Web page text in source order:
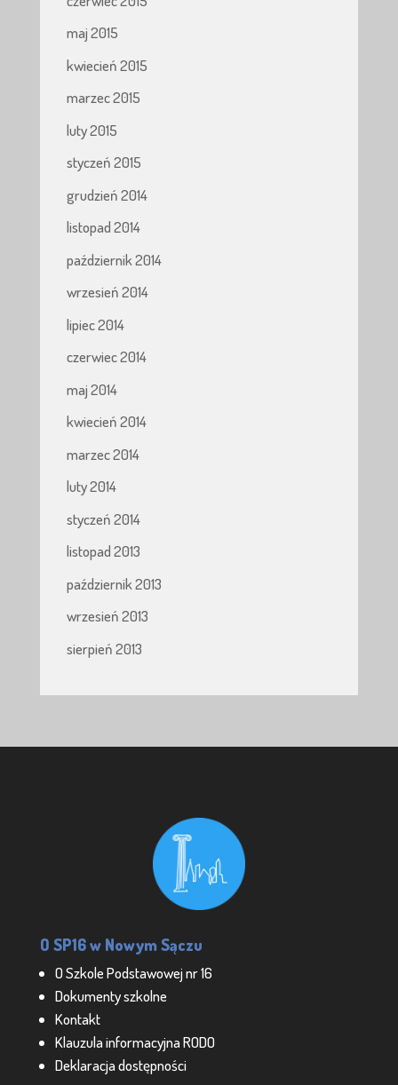
maj 2015
kwiecień 2015
marzec 2015
luty 2015
styczeń 2015
grudzień 2014
listopad 2014
październik 2014
wrzesień 2014
lipiec 2014
czerwiec 2014
maj 2014
kwiecień 2014
marzec 2014
luty 2014
styczeń 2014
listopad 2013
październik 2013
wrzesień 2013
sierpień 2013
O SP16 w Nowym Sączu
O Szkole Podstawowej nr 16
Dokumenty szkolne
Kontakt
Klauzula informacyjna RODO
Deklaracja dostępności